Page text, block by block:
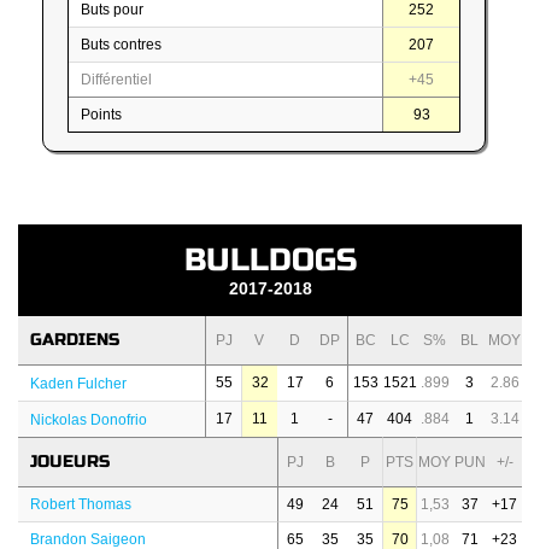
Buts pour 252
Buts contres 207
Différentiel +45
Points 93
BULLDOGS
2017-2018
GARDIENS PJ V D DP BC LC S% BL MOY
Kaden Fulcher 55 32 17 6 153 1521 .899 3 2.86
Nickolas Donofrio 17 11 1 - 47 404 .884 1 3.14
JOUEURS PJ B P PTS MOY PUN +/-
Robert Thomas 49 24 51 75 1,53 37 +17
Brandon Saigeon 65 35 35 70 1,08 71 +23